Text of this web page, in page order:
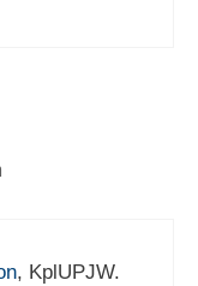
, KplUPJW.